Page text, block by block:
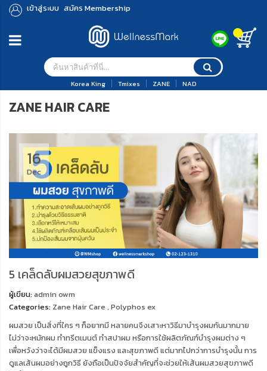
เข้าสู่ระบบ สมัคร Membership
Korea King Tmixes ZANE NAD
ZANE HAIR CARE
16
Dec
5 เคล็ดลับผมสวยสุขภาพดี
ผู้เขียน:admin owm
Categories: Zane Hair Care , Polyphos ex
ผมสวย เป็นสิ่งที่ใคร ๆ ก็อยากมี หลายคนจึงเสาะหาวิธีมาบำรุงผมกันมากมาย
ไม่ว่าจะหมักผม ทำทรีตเมนต์ ทำสปาผม หรือการใช้ผลิตภัณฑ์บำรุงผมต่าง ๆ
เพื่อหวังว่าจะได้มีผมสวย แข็งแรง และสุขภาพดี แต่มากไปกว่าการบำรุงนั้น การ
ดูแลเส้นผมอย่างถูกวิธี ยังถือเป็นปัจจัยสำคัญที่จะช่วยให้เส้นผมสวยสุขภาพดี